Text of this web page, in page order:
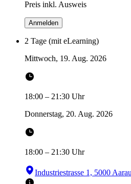
Preis inkl. Ausweis
Anmelden
2 Tage (mit eLearning)
Mittwoch, 19. Aug. 2026
18:00 – 21:30 Uhr
Donnerstag, 20. Aug. 2026
18:00 – 21:30 Uhr
Industriestrasse 1, 5000 Aarau